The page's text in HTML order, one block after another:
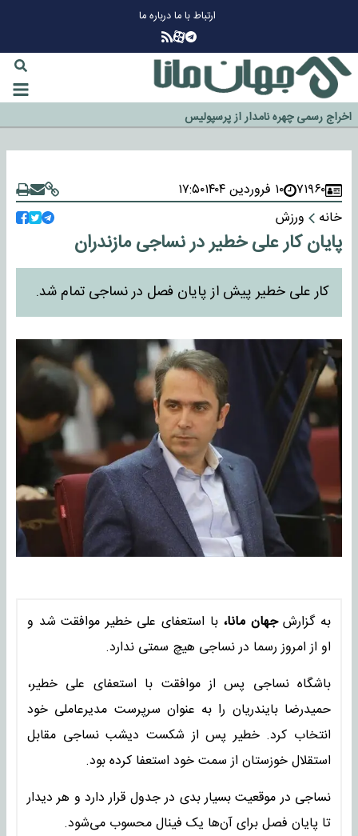
ارتباط با مادرباره ما
چرا طلا دوباره افزایشی شد؟
گزینه جدایی اوسمار روی میز مدیران پرسپولیس
آیا رئیس جمهور آمریکا قانون را دور می‌زند؟
اخراج رسمی چهره نامدار از پرسپولیس
خورد
۷۱۹۶۰ ۱۰ فروردین ۱۴۰۴
۱۷:۵۰
خانه
ورزش
پایان کار علی خطیر در نساجی مازندران
کار علی خطیر پیش از پایان فصل در نساجی تمام شد.
به گزارشجهان مانا، با استعفای علی خطیر موافقت شد و
او از امروز رسما در نساجی هیچ سمتی ندارد.
باشگاه نساجی پس از موافقت با استعفای علی خطیر،
حمیدرضا بایندریان را به عنوان سرپرست مدیرعاملی خود
انتخاب کرد. خطیر پس از شکست دیشب نساجی مقابل
استقلال خوزستان از سمت خود استعفا کرده بود.
نساجی در موقعیت بسیار بدی در جدول قرار دارد و هر دیدار
تا پایان فصل برای آن‌ها یک فینال محسوب می‌شود.